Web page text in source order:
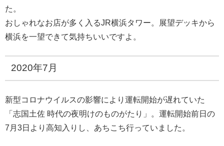
た。
おしゃれなお店が多く入るJR横浜タワー。展望デッキから
横浜を一望できて気持ちいいですよ。
2020年7月
新型コロナウイルスの影響により運転開始が遅れていた
「志国土佐 時代の夜明けのものがたり」。運転開始前日の
7月3日より高知入りし、あちこち行っていました。